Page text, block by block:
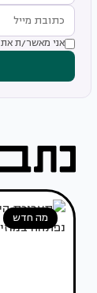
אני מאשר/ת את
מה חדש